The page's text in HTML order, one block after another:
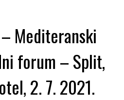
– Mediteranski
forum – Split,
2. 7. 2021.